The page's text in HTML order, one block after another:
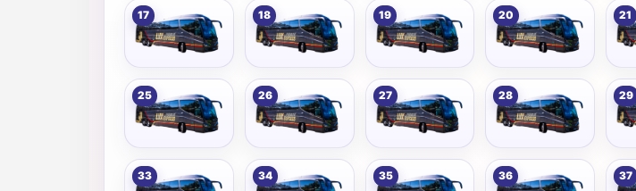
17 18 19 20 21
25 26 27 28 29
33 34 35 36 37